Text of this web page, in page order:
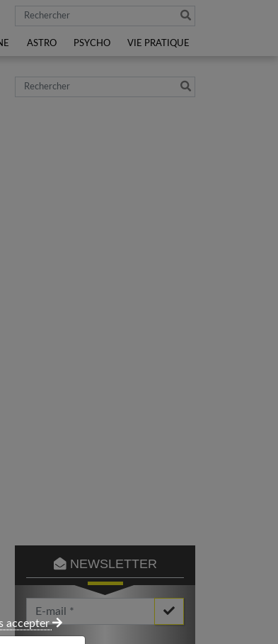
Rechercher
ASTRO PSYCHO VIE PRATIQUE
Rechercher
NEWSLETTER
Votre Email *
accepter